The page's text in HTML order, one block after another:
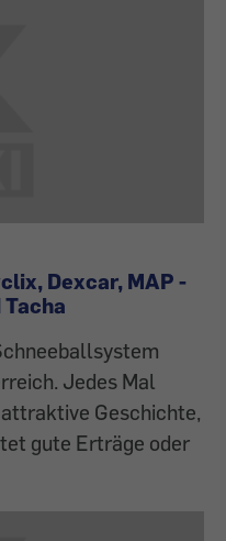
Dexcar, MAP -
Jedes Mal
Geschichte,
gute Erträge oder